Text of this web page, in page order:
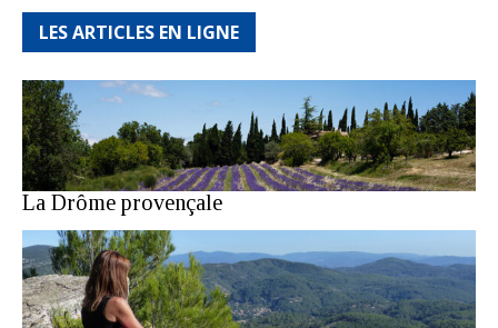
LES ARTICLES EN LIGNE
La Drôme provençale